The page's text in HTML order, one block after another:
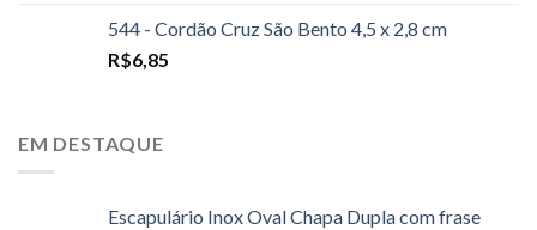
544 - Cordão Cruz São Bento 4,5 x 2,8 cm
R$6,85
EM DESTAQUE
Escapulário Inox Oval Chapa Dupla com frase